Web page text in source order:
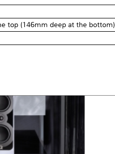
top (146mm deep at the bottom)